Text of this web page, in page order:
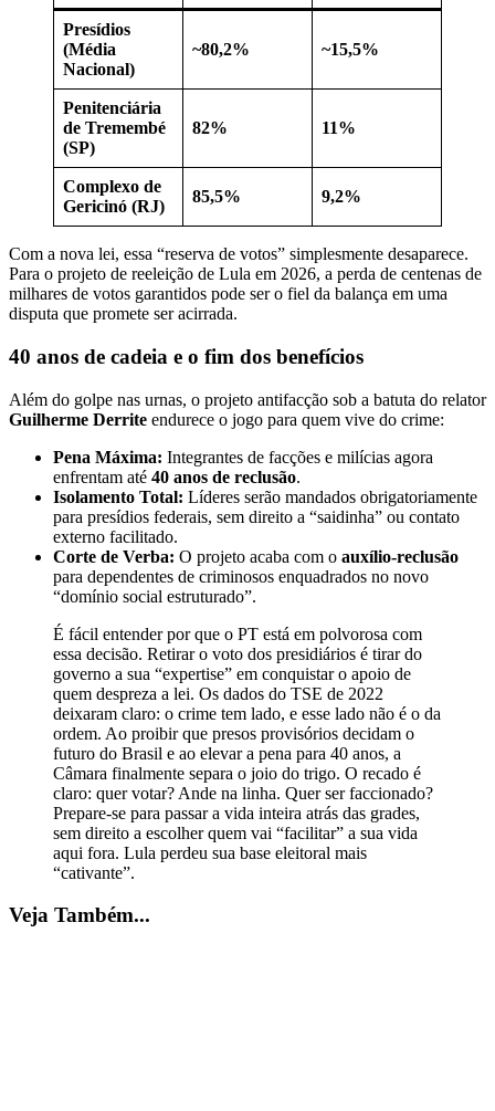
Presídios
(Média
Nacional)
~80,2% ~15,5%
Penitenciária
de Tremembé
(SP)
82% 11%
Complexo de
Gericinó (RJ)
85,5% 9,2%
Com a nova lei, essa “reserva de votos” simplesmente desaparece.
Para o projeto de reeleição de Lula em 2026, a perda de centenas de
milhares de votos garantidos pode ser o fiel da balança em uma
disputa que promete ser acirrada.
40 anos de cadeia e o fim dos benefícios
Além do golpe nas urnas, o projeto antifacção sob a batuta do relator
Guilherme Derrite endurece o jogo para quem vive do crime:
Pena Máxima: Integrantes de facções e milícias agora
enfrentam até 40 anos de reclusão.
Isolamento Total: Líderes serão mandados obrigatoriamente
para presídios federais, sem direito a “saidinha” ou contato
externo facilitado.
Corte de Verba: O projeto acaba com o auxílio-reclusão
para dependentes de criminosos enquadrados no novo
“domínio social estruturado”.
É fácil entender por que o PT está em polvorosa com
essa decisão. Retirar o voto dos presidiários é tirar do
governo a sua “expertise” em conquistar o apoio de
quem despreza a lei. Os dados do TSE de 2022
deixaram claro: o crime tem lado, e esse lado não é o da
ordem. Ao proibir que presos provisórios decidam o
futuro do Brasil e ao elevar a pena para 40 anos, a
Câmara finalmente separa o joio do trigo. O recado é
claro: quer votar? Ande na linha. Quer ser faccionado?
Prepare-se para passar a vida inteira atrás das grades,
sem direito a escolher quem vai “facilitar” a sua vida
aqui fora. Lula perdeu sua base eleitoral mais
“cativante”.
Veja Também...